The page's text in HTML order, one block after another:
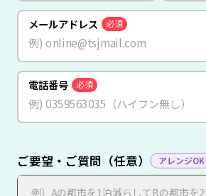
メールアドレス 必須
電話番号 必須
ご要望・ご質問（任意） アレンジOK